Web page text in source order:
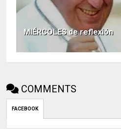
MIÉRCOLES de reflexión
COMMENTS
FACEBOOK